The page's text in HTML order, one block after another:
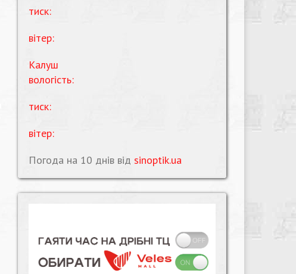
тиск:
вітер:
Калуш
вологість:
тиск:
вітер:
Погода на 10 днів від sinoptik.ua